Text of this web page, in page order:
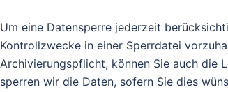
Um eine Datensperre jederzeit
Kontrollzwecke in einer Sperrdatei
Archivierungspflicht, können Sie auch die
sperren wir die Daten, sofern Sie dies